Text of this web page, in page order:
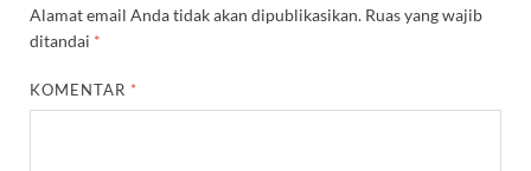
Alamat email Anda tidak akan dipublikasikan. Ruas yang wajib
ditandai *
KOMENTAR *